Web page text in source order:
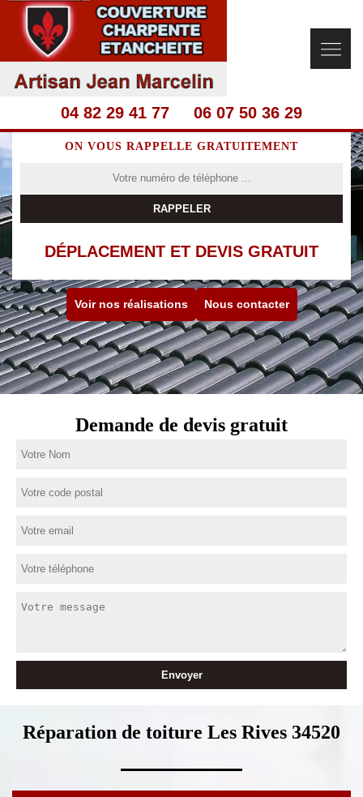
04 82 29 41 77 06 07 50 36 29
ON VOUS RAPPELLE GRATUITEMENT
DÉPLACEMENT ET DEVIS GRATUIT
Voir nos réalisations Nous contacter
Demande de devis gratuit
Réparation de toiture Les Rives 34520